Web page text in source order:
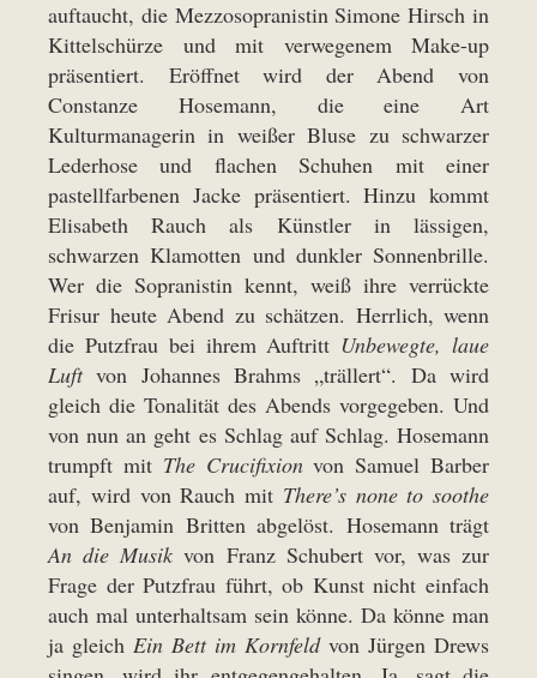
auftaucht, die Mezzosopranistin Simone Hirsch in
Kittelschürze und mit verwegenem Make-up
präsentiert. Eröffnet wird der Abend von
Constanze Hosemann, die eine Art
Kulturmanagerin in weißer Bluse zu schwarzer
Lederhose und flachen Schuhen mit einer
pastellfarbenen Jacke präsentiert. Hinzu kommt
Elisabeth Rauch als Künstler in lässigen,
schwarzen Klamotten und dunkler Sonnenbrille.
Wer die Sopranistin kennt, weiß ihre verrückte
Frisur heute Abend zu schätzen. Herrlich, wenn
die Putzfrau bei ihrem Auftritt Unbewegte, laue
Luftvon Johannes Brahms „trällert“. Da wird
gleich die Tonalität des Abends vorgegeben. Und
von nun an geht es Schlag auf Schlag. Hosemann
trumpft mit The Crucifixionvon Samuel Barber
auf, wird von Rauch mit There’s none to soothe
von Benjamin Britten abgelöst. Hosemann trägt
An die Musik von Franz Schubert vor, was zur
Frage der Putzfrau führt, ob Kunst nicht einfach
auch mal unterhaltsam sein könne. Da könne man
ja gleich Ein Bett im Kornfeldvon Jürgen Drews